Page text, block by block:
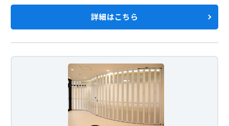
詳細はこちら